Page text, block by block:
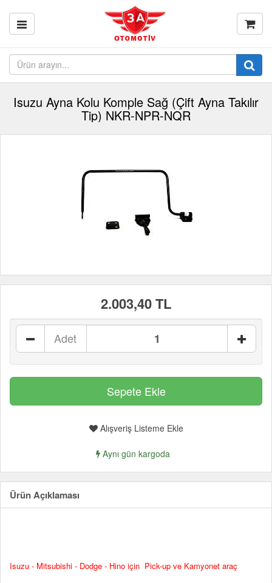
Isuzu Ayna Kolu Komple Sağ (Çift Ayna Takılır
Tip) NKR-NPR-NQR
2.003,40 TL
Adet
Alışveriş Listeme Ekle
Aynı gün kargoda
Ürün Açıklaması
Isuzu - Mitsubishi - Dodge - Hino için Pick-up ve Kamyonet araç